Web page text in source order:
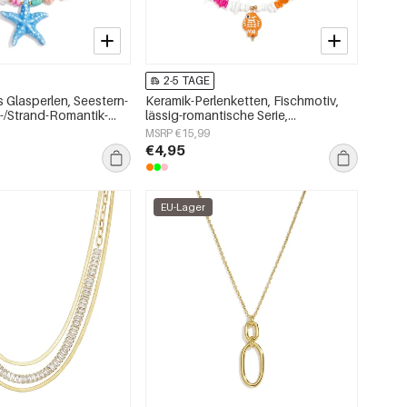
Glasperlen, Seestern-
Strand-Romantik-
2-5 TAGE
Keramik-Perlenketten, Fischmotiv,
lässig-romantische Serie,
Damenschmuck
MSRP €15,99
€4,95
EU-Lager